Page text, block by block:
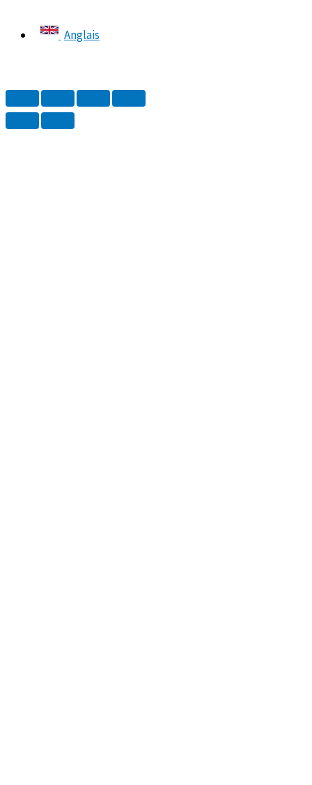
Anglais